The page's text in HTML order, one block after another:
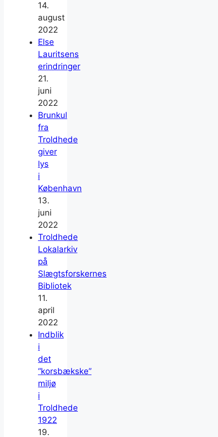
14.
august
2022
Else
Lauritsens
erindringer
21.
juni
2022
Brunkul
fra
Troldhede
giver
lys
i
København
13.
juni
2022
Troldhede
Lokalarkiv
på
Slægtsforskernes
Bibliotek
11.
april
2022
Indblik
i
det
“korsbækske”
miljø
i
Troldhede
1922
19.